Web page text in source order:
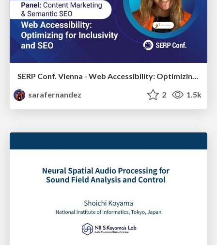
SERP Conf. Vienna - Web Accessibility: Optimizing for Inclusivity and SEO
sarafernandez
2 1.5k